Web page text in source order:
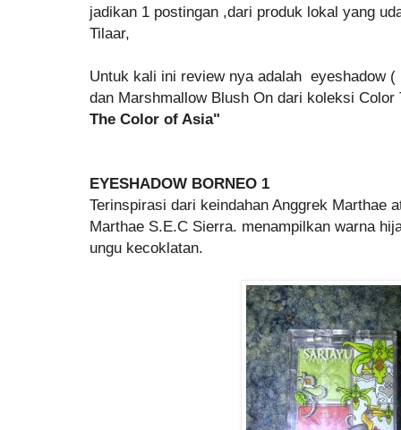
jadikan 1 postingan ,dari produk lokal yang
Tilaar,
Untuk kali ini review nya adalah eyeshadow
dan Marshmallow Blush On dari koleksi Color
The Color of Asia"
EYESHADOW BORNEO 1
Terinspirasi dari keindahan Anggrek Marthae
Marthae S.E.C Sierra. menampilkan warna
ungu kecoklatan.